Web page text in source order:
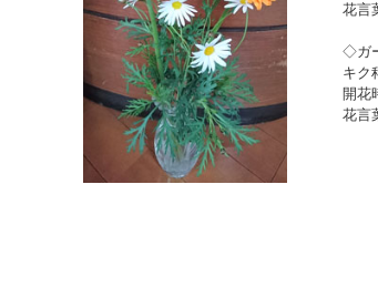
花言
◇ガ
キク
開花
花言